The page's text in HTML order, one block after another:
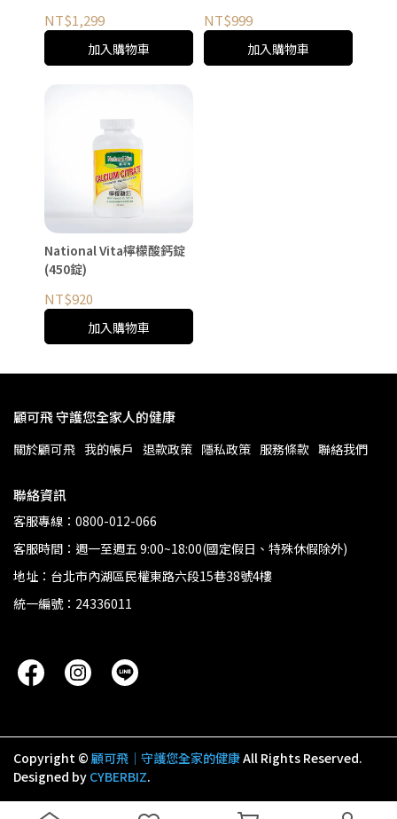
NT$1,299
加入購物車
NT$999
加入購物車
National Vita檸檬酸鈣錠
(450錠)
NT$920
加入購物車
顧可飛 守護您全家人的健康
關於顧可飛 我的帳戶 退款政策 隱私政策 服務條款 聯絡我們
聯絡資訊
客服專線：0800-012-066
客服時間：週一至週五 9:00~18:00(國定假日、特殊休假除外)
地址：台北市內湖區民權東路六段15巷38號4樓
統一編號：24336011
Copyright © 顧可飛│守護您全家的健康All Rights Reserved.
Designed by CYBERBIZ.